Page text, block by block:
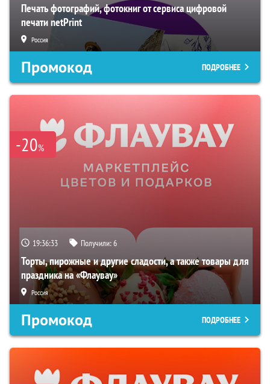
Печать фотографий, фотокниг от сервиса цифровой
печати netPrint
Россия
Промокод ПОДРОБНЕЕ
-20%
19:36:33 Получили:6
Торты, пирожные и другие сладости, а также товары для
праздника на «Флаувау»
Россия
Промокод ПОДРОБНЕЕ